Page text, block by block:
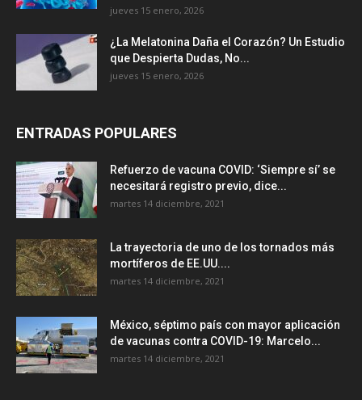
jueves 15 enero, 2026
¿La Melatonina Daña el Corazón? Un Estudio
que Despierta Dudas, No...
jueves 15 enero, 2026
ENTRADAS POPULARES
Refuerzo de vacuna COVID: ‘Siempre sí’ se
necesitará registro previo, dice...
martes 14 diciembre, 2021
La trayectoria de uno de los tornados más
mortíferos de EE.UU....
martes 14 diciembre, 2021
México, séptimo país con mayor aplicación
de vacunas contra COVID-19: Marcelo...
martes 14 diciembre, 2021